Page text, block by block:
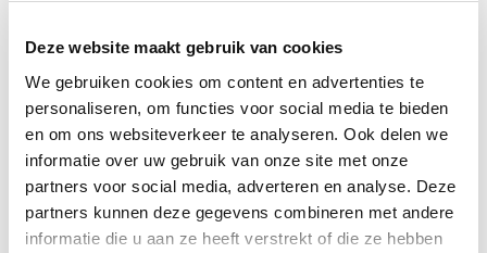
Deze website maakt gebruik van cookies
We gebruiken cookies om content en advertenties te
personaliseren, om functies voor social media te bieden
en om ons websiteverkeer te analyseren. Ook delen we
informatie over uw gebruik van onze site met onze
partners voor social media, adverteren en analyse. Deze
partners kunnen deze gegevens combineren met andere
informatie die u aan ze heeft verstrekt of die ze hebben